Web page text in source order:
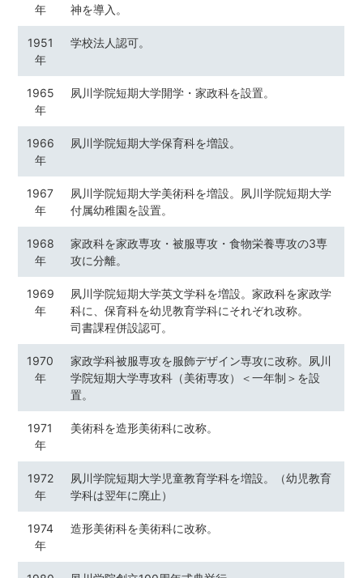
年
神を導入。
1951
年
学校法人認可。
1965
年
夙川学院短期大学開学・家政科を設置。
1966
年
夙川学院短期大学保育科を増設。
1967
年
夙川学院短期大学美術科を増設。夙川学院短期大学
付属幼稚園を設置。
1968
年
家政科を家政専攻・被服専攻・食物栄養専攻の3専
攻に分離。
1969
年
夙川学院短期大学英文学科を増設。家政科を家政学
科に、保育科を幼児教育学科にそれぞれ改称。
司書課程併設認可。
1970
年
家政学科被服専攻を服飾デザイン専攻に改称。夙川
学院短期大学専攻科（美術専攻）＜一年制＞を設
置。
1971
年
美術科を造形美術科に改称。
1972
年
夙川学院短期大学児童教育学科を増設。（幼児教育
学科は翌年に廃止）
1974
年
造形美術科を美術科に改称。